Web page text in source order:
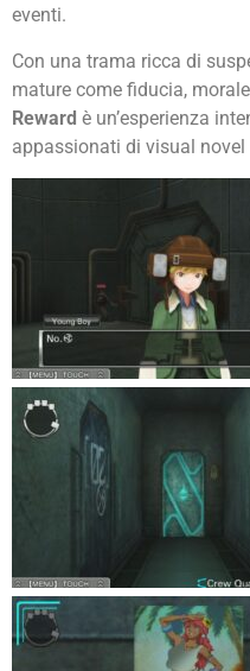
eventi.
Con una trama ricca di
mature come fiducia,
Reward è un’esperienza
appassionati di visual